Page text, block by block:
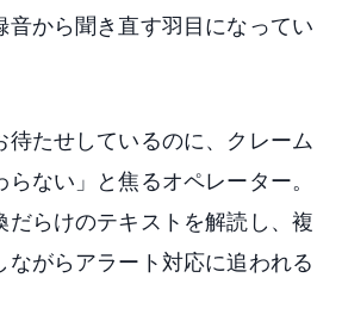
音から聞き直す羽目になってい
待たせしているのに、クレーム
ない」と焦るオペレーター。
だらけのテキストを解読し、複
ながらアラート対応に追われる